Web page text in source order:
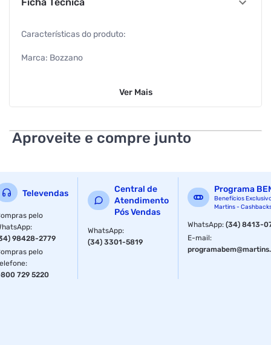
Ficha Técnica
Características do produto:
Marca: Bozzano
Informações Adicionais do Produto:
Extra Control (3x mais proteção que um antitranspirante
básico)
Combate o excesso de transpiração
Recomendado para todos os tipos de pele
Fornecedor: Bozzano
Especificações
Ver Mais
Aproveite e compre junto
Televendas
pelo
:
98428-2779
pelo
:
729 5220
Central de
Atendimento
Pós Vendas
WhatsApp:
(34) 3301-5819
Programa
Benefícios
Martins -
WhatsApp:(34) 8413-
E-mail: